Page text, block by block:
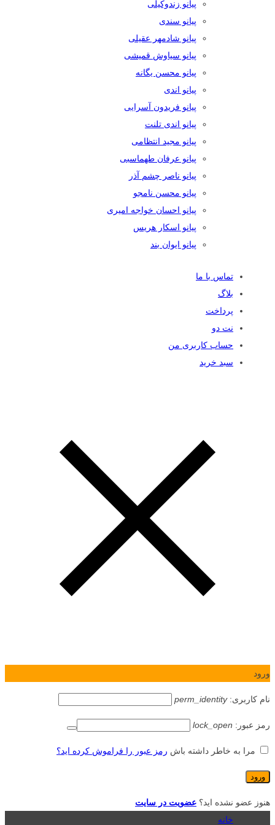
پیانو زندوکیلی
پیانو سندی
پیانو شادمهر عقیلی
پیانو سیاوش قمیشی
پیانو محسن یگانه
پیانو اندی
پیانو فریدون آسرایی
پیانو اندی تلنت
پیانو مجید انتظامی
پیانو عرفان طهماسبی
پیانو ناصر چشم آذر
پیانو محسن نامجو
پیانو احسان خواجه امیری
پیانو اسکار هریس
پیانو ایوان بند
تماس با ما
بلاگ
پرداخت
نت دو
حساب کاربری من
سبد خرید
ورود
نام کاربری:perm_identity
رمز عبور: lock_open
مرا به خاطر داشته باش رمز عبور را فراموش کرده اید؟
هنوز عضو نشده اید؟ عضویت در سایت
خانه